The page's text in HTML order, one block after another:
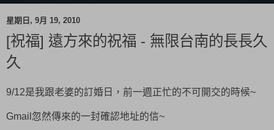
星期日, 9月 19, 2010
[祝福] 遠方來的祝福 - 無限台南的長長久
久
9/12是我跟老婆的訂婚日，前一週正忙的不可開交的時候~
Gmail忽然傳來的一封確認地址的信~